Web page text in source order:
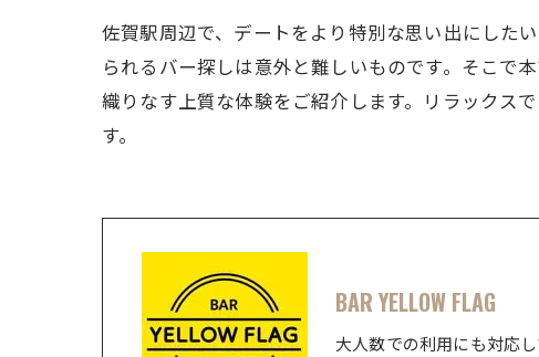
佐賀駅周辺で、デートをより特別な思い出にした
られるバー探しは意外と難しいものです。そこで
織りなす上質な体験をご紹介します。リラックス
す。
BAR YELLOW FLAG
大人数での利用にも対応